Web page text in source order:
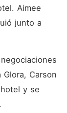
Aimee
junto a
Carson
y se